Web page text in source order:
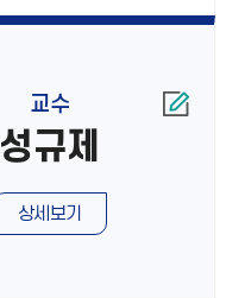
교수
성규제
상세보기